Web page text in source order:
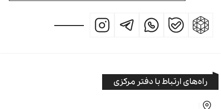
راه‌های ارتباط با دفتر مرکزی